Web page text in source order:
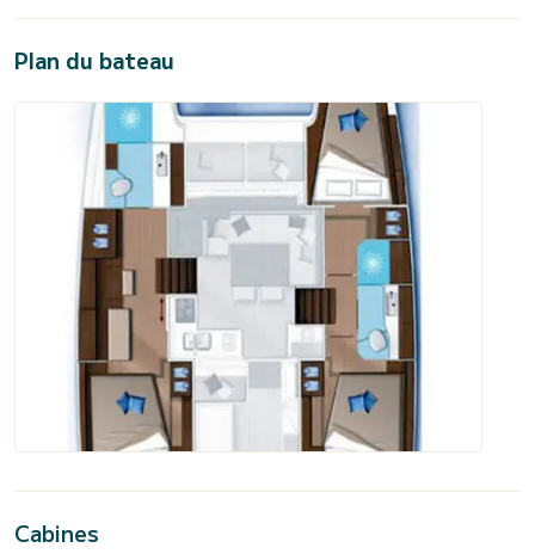
Plan du bateau
Cabines